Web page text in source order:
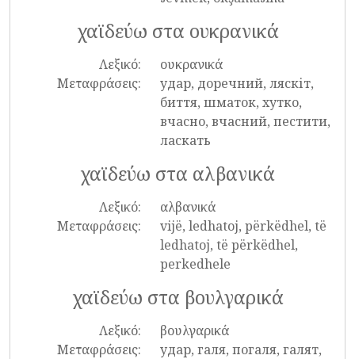
χαϊδεύω στα ουκρανικά
Λεξικό:
ουκρανικά
Μεταφράσεις:
удар, доречний, ляскіт,
биття, шматок, хутко,
вчасно, вчасний, пестити,
ласкать
χαϊδεύω στα αλβανικά
Λεξικό:
αλβανικά
Μεταφράσεις:
vijë, ledhatoj, përkëdhel, të
ledhatoj, të përkëdhel,
perkedhele
χαϊδεύω στα βουλγαρικά
Λεξικό:
βουλγαρικά
Μεταφράσεις:
удар, галя, погаля, галят,